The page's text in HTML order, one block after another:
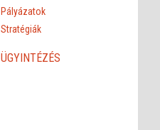
Pályázatok
Stratégiák
ÜGYINTÉZÉS